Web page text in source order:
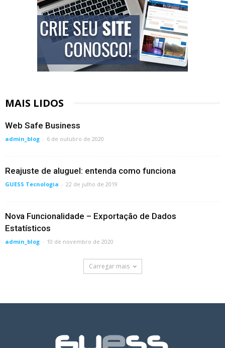
MAIS LIDOS
Web Safe Business
admin_blog - 6 de outubro de 2020
Reajuste de aluguel: entenda como funciona
GUESS Tecnologia - 22 de julho de 2019
Nova Funcionalidade – Exportação de Dados
Estatísticos
admin_blog - 10 de novembro de 2020
Carregar mais